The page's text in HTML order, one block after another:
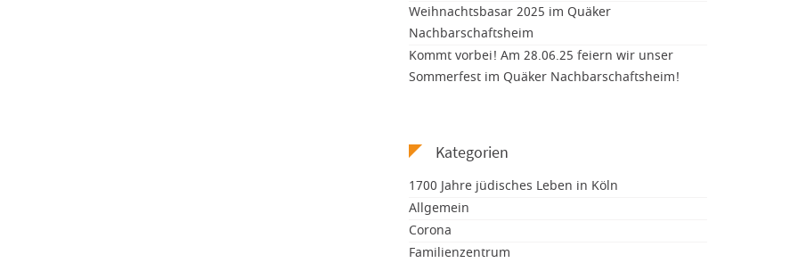
Weihnachtsbasar 2025 im Quäker
Nachbarschaftsheim
Kommt vorbei! Am 28.06.25 feiern wir unser
Sommerfest im Quäker Nachbarschaftsheim!
Kategorien
1700 Jahre jüdisches Leben in Köln
Allgemein
Corona
Familienzentrum